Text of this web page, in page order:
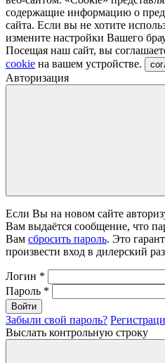
содержащие информацию о
сайта. Если вы не хотите
измените настройки Вашего
Посещая наш сайт, вы
cookie на вашем устройстве.
Авторизация
Если Вы на новом сайте
Вам выдаётся сообщение, что
Вам сбросить пароль. Это
произвести вход в дилерский
Логин *
Пароль *
Войти
Забыли свой пароль?
Выслать контрольную строку